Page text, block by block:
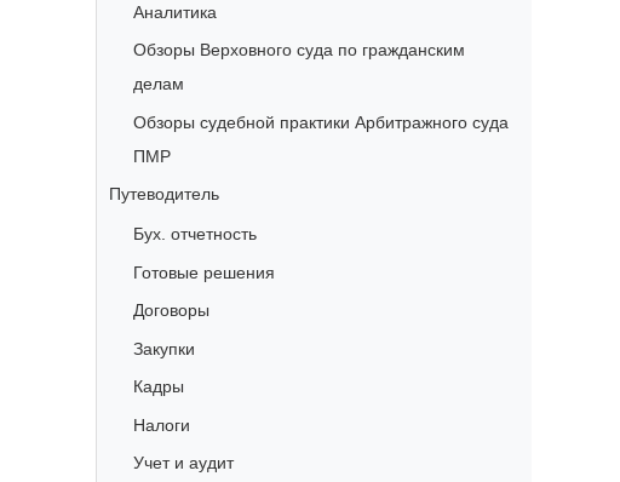
Аналитика
Обзоры Верховного суда по гражданским
делам
Обзоры судебной практики Арбитражного суда
ПМР
Путеводитель
Бух. отчетность
Готовые решения
Договоры
Закупки
Кадры
Налоги
Учет и аудит